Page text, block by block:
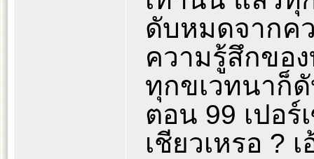
ดับหมดจากค
ความรู้สึกขอ
ทุกขเวทนาก็
ตอน 99 เปอร์
เชียวเหรอ ?